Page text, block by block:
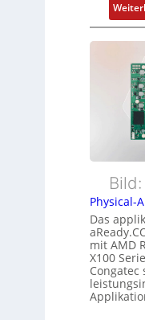
Physical-
Das
mit AMD
X100